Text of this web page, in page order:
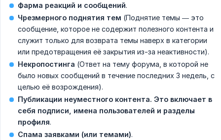
Фарма реакций и сообщений.
Чрезмерного поднятия тем (Поднятие темы — это
сообщение, которое не содержит полезного контента и
служит только для возврата темы наверх в категории
или предотвращения её закрытия из-за неактивности).
Некропостинга (Ответ на тему форума, в которой не
было новых сообщений в течение последних 3 недель, с
целью её возрождения).
Публикации неуместного контента. Это включает в
себя подписи, имена пользователей и разделы
профиля.
Спама заявками (или темами).